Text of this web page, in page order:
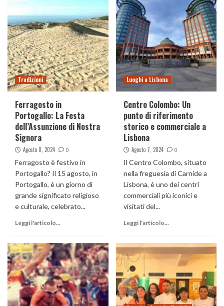
Tradizioni
Ferragosto in
Portogallo: La Festa
dell’Assunzione di Nostra
Signora
Agosto 8, 2024 0
Ferragosto è festivo in
Portogallo? Il 15 agosto, in
Portogallo, è un giorno di
grande significato religioso
e culturale, celebrato...
Leggi l'articolo...
Luoghi a Lisbona
Centro Colombo: Un
punto di riferimento
storico e commerciale a
Lisbona
Agosto 7, 2024 0
Il Centro Colombo, situato
nella freguesia di Carnide a
Lisbona, è uno dei centri
commerciali più iconici e
visitati del...
Leggi l'articolo...